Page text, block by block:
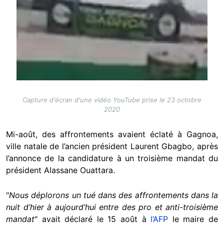
Capture d'écran d'une vidéo YouTube prise le 23 octobre
2020
Mi-août, des affrontements avaient éclaté à Gagnoa,
ville natale de l’ancien président Laurent Gbagbo, après
l’annonce de la candidature à un troisième mandat du
président Alassane Ouattara.
"Nous déplorons un tué dans des affrontements dans la
nuit d’hier à aujourd’hui entre des pro et anti-troisième
mandat" avait déclaré le 15 août à l’AFP le maire de